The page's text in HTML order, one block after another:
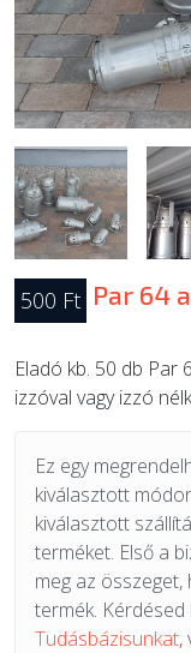
500 Ft Par 64
Eladó kb. 50 db Par
izzóval vagy izzó
Ez egy
kiválasztott
kiválasztott
terméket. Első a
meg az
termék.
Tudásbázisunkat,